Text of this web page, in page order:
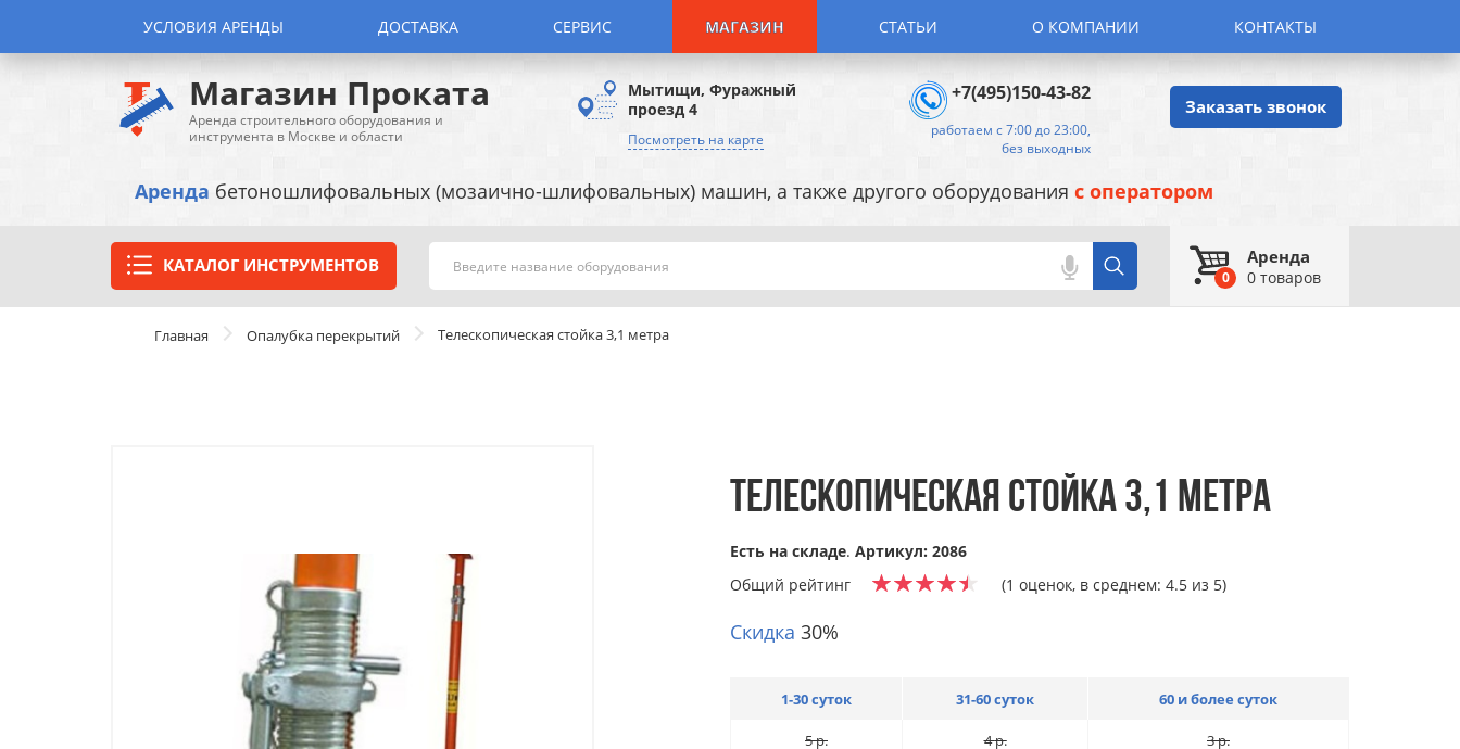
УСЛОВИЯ АРЕНДЫ ДОСТАВКА СЕРВИС МАГАЗИН СТАТЬИ О КОМПАНИИ КОНТАКТЫ
Магазин Проката
Аренда строительного оборудования и
инструмента в Москве и области
Мытищи, Фуражный
проезд 4
Посмотреть на карте
+7(495)150-43-82
работаем с 7:00 до 23:00,
без выходных
Заказать звонок
Аренда бетоношлифовальных (мозаично-шлифовальных) машин, а также другого оборудования с оператором
КАТАЛОГ ИНСТРУМЕНТОВ Поиск
0
Аренда
0товаров
Главная Опалубка перекрытий Телескопическая стойка 3,1 метра
ТЕЛЕСКОПИЧЕСКАЯ СТОЙКА 3,1 МЕТРА
Есть на складе. Артикул: 2086
Общий рейтинг
(1 оценок, в среднем: 4.5 из 5)
Скидка 30%
1-30 суток 31-60 суток 60 и более суток
5р. 4р. 3р.